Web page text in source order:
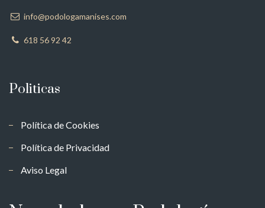
info@podologamanises.com
618 56 92 42
Politicas
Política de Cookies
Política de Privacidad
Aviso Legal